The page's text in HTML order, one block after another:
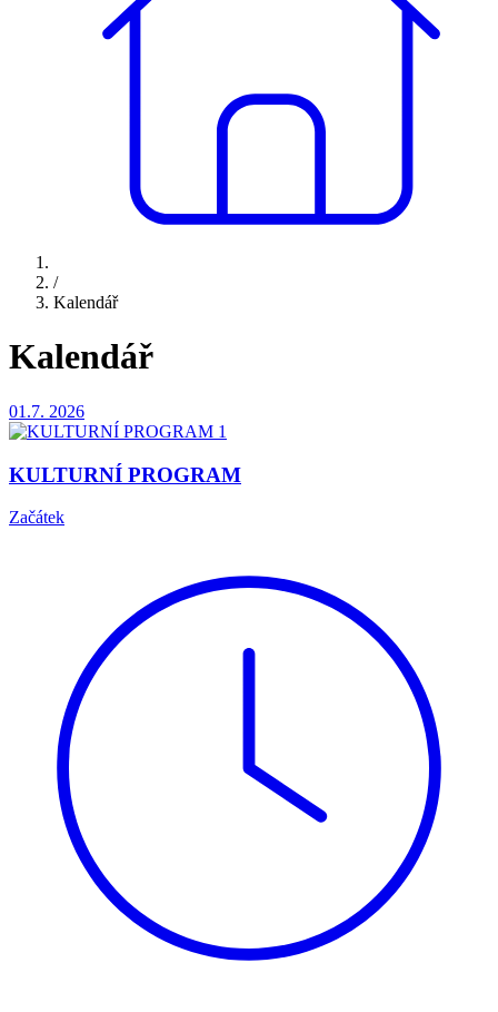
/
Kalendář
Kalendář
01.7. 2026
KULTURNÍ PROGRAM
Začátek